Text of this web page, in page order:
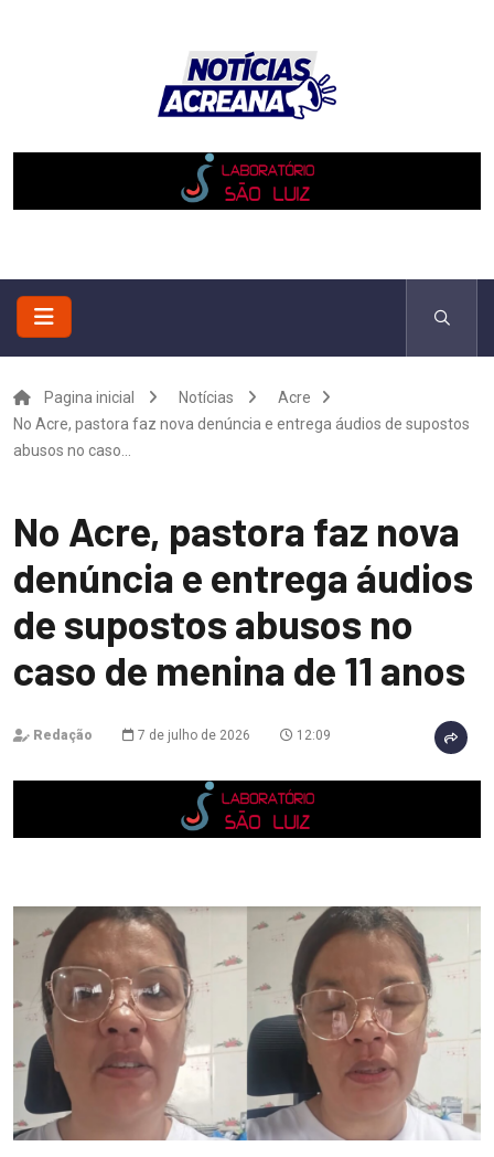
Pagina inicial Notícias
Acre
No Acre, pastora faz nova denúncia e entrega áudios de supostos
abusos no caso...
No Acre, pastora faz nova
denúncia e entrega áudios
de supostos abusos no
caso de menina de 11 anos
Redação 7 de julho de 2026 12:09